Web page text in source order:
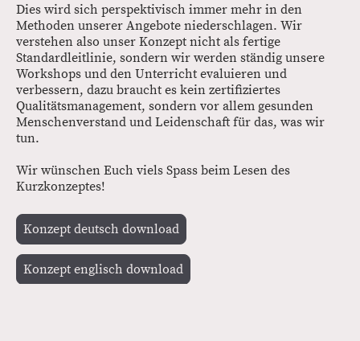
Dies wird sich perspektivisch immer mehr in den
Methoden unserer Angebote niederschlagen. Wir
verstehen also unser Konzept nicht als fertige
Standardleitlinie, sondern wir werden ständig unsere
Workshops und den Unterricht evaluieren und
verbessern, dazu braucht es kein zertifiziertes
Qualitätsmanagement, sondern vor allem gesunden
Menschenverstand und Leidenschaft für das, was wir
tun.
Wir wünschen Euch viels Spass beim Lesen des
Kurzkonzeptes!
Konzept deutsch download
Konzept englisch download